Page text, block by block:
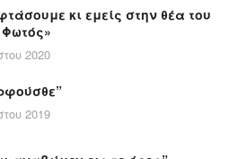
κι εμείς στην θέα του
Φωτός»
2020
2019